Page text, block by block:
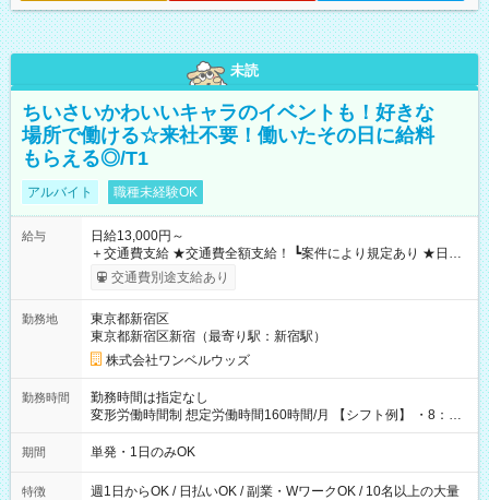
未読
ちいさいかわいいキャラのイベントも！好きな
場所で働ける☆来社不要！働いたその日に給料
もらえる◎/T1
アルバイト 職種未経験OK
給与
日給13,000円～
＋交通費支給 ★交通費全額支給！ ┗案件により規定あり ★日払
いOK！（規定あり） ┗働いたその日に現金GET♪ お仕事後はコ
ンビニATMから 日払い分を引き落とせます！ 【試用期間】試
交通費別途支給あり
勤務地
東京都新宿区
東京都新宿区新宿（最寄り駅：新宿駅）
株式会社ワンベルウッズ
勤務時間
勤務時間は指定なし
変形労働時間制 想定労働時間160時間/月 【シフト例】 ・8：00
～21：00
期間 単発・1日のみOK
特徴
週1日からOK / 日払いOK / 副業・WワークOK / 10名以上の大量